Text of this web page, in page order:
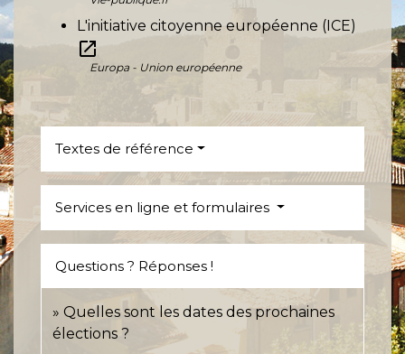
L'initiative citoyenne européenne (ICE)
open_in_new
Europa - Union européenne
Textes de référence
Services en ligne et formulaires
Questions ? Réponses !
Quelles sont les dates des prochaines
élections ?